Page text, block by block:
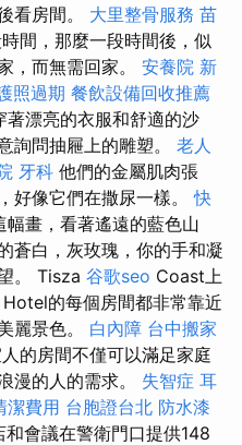
看房間。 大里整骨服務 苗
間，那麼一段時間後，似
，而無需回家。 安養院 新
照過期 餐飲設備回收推薦
著漂亮的衣服和舒適的沙
詢問抽屜上的雕塑。 老人
牙科 他們的金屬肌肉張
好像它們在撒尿一樣。快
幅畫，看著遙遠的藍色山
蒼白，灰玫瑰，你的手和凝
。 Tisza 谷歌seo Coast上
Hotel的每個房間都非常靠近
麗景色。 白內障 台中搬家
的房間不僅可以滿足家庭
漫的人的需求。 失智症 耳
潔費用 台胞證台北 防水漆
會議在警衛門口提供148